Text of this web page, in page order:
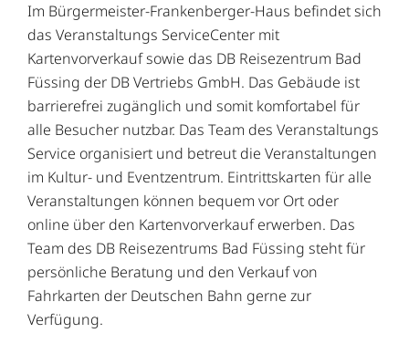
Im Bürgermeister-Frankenberger-Haus befindet sich
das Veranstaltungs ServiceCenter mit
Kartenvorverkauf sowie das DB Reisezentrum Bad
Füssing der DB Vertriebs GmbH. Das Gebäude ist
barrierefrei zugänglich und somit komfortabel für
alle Besucher nutzbar. Das Team des Veranstaltungs
Service organisiert und betreut die Veranstaltungen
im Kultur- und Eventzentrum. Eintrittskarten für alle
Veranstaltungen können bequem vor Ort oder
online über den Kartenvorverkauf erwerben. Das
Team des DB Reisezentrums Bad Füssing steht für
persönliche Beratung und den Verkauf von
Fahrkarten der Deutschen Bahn gerne zur
Verfügung.